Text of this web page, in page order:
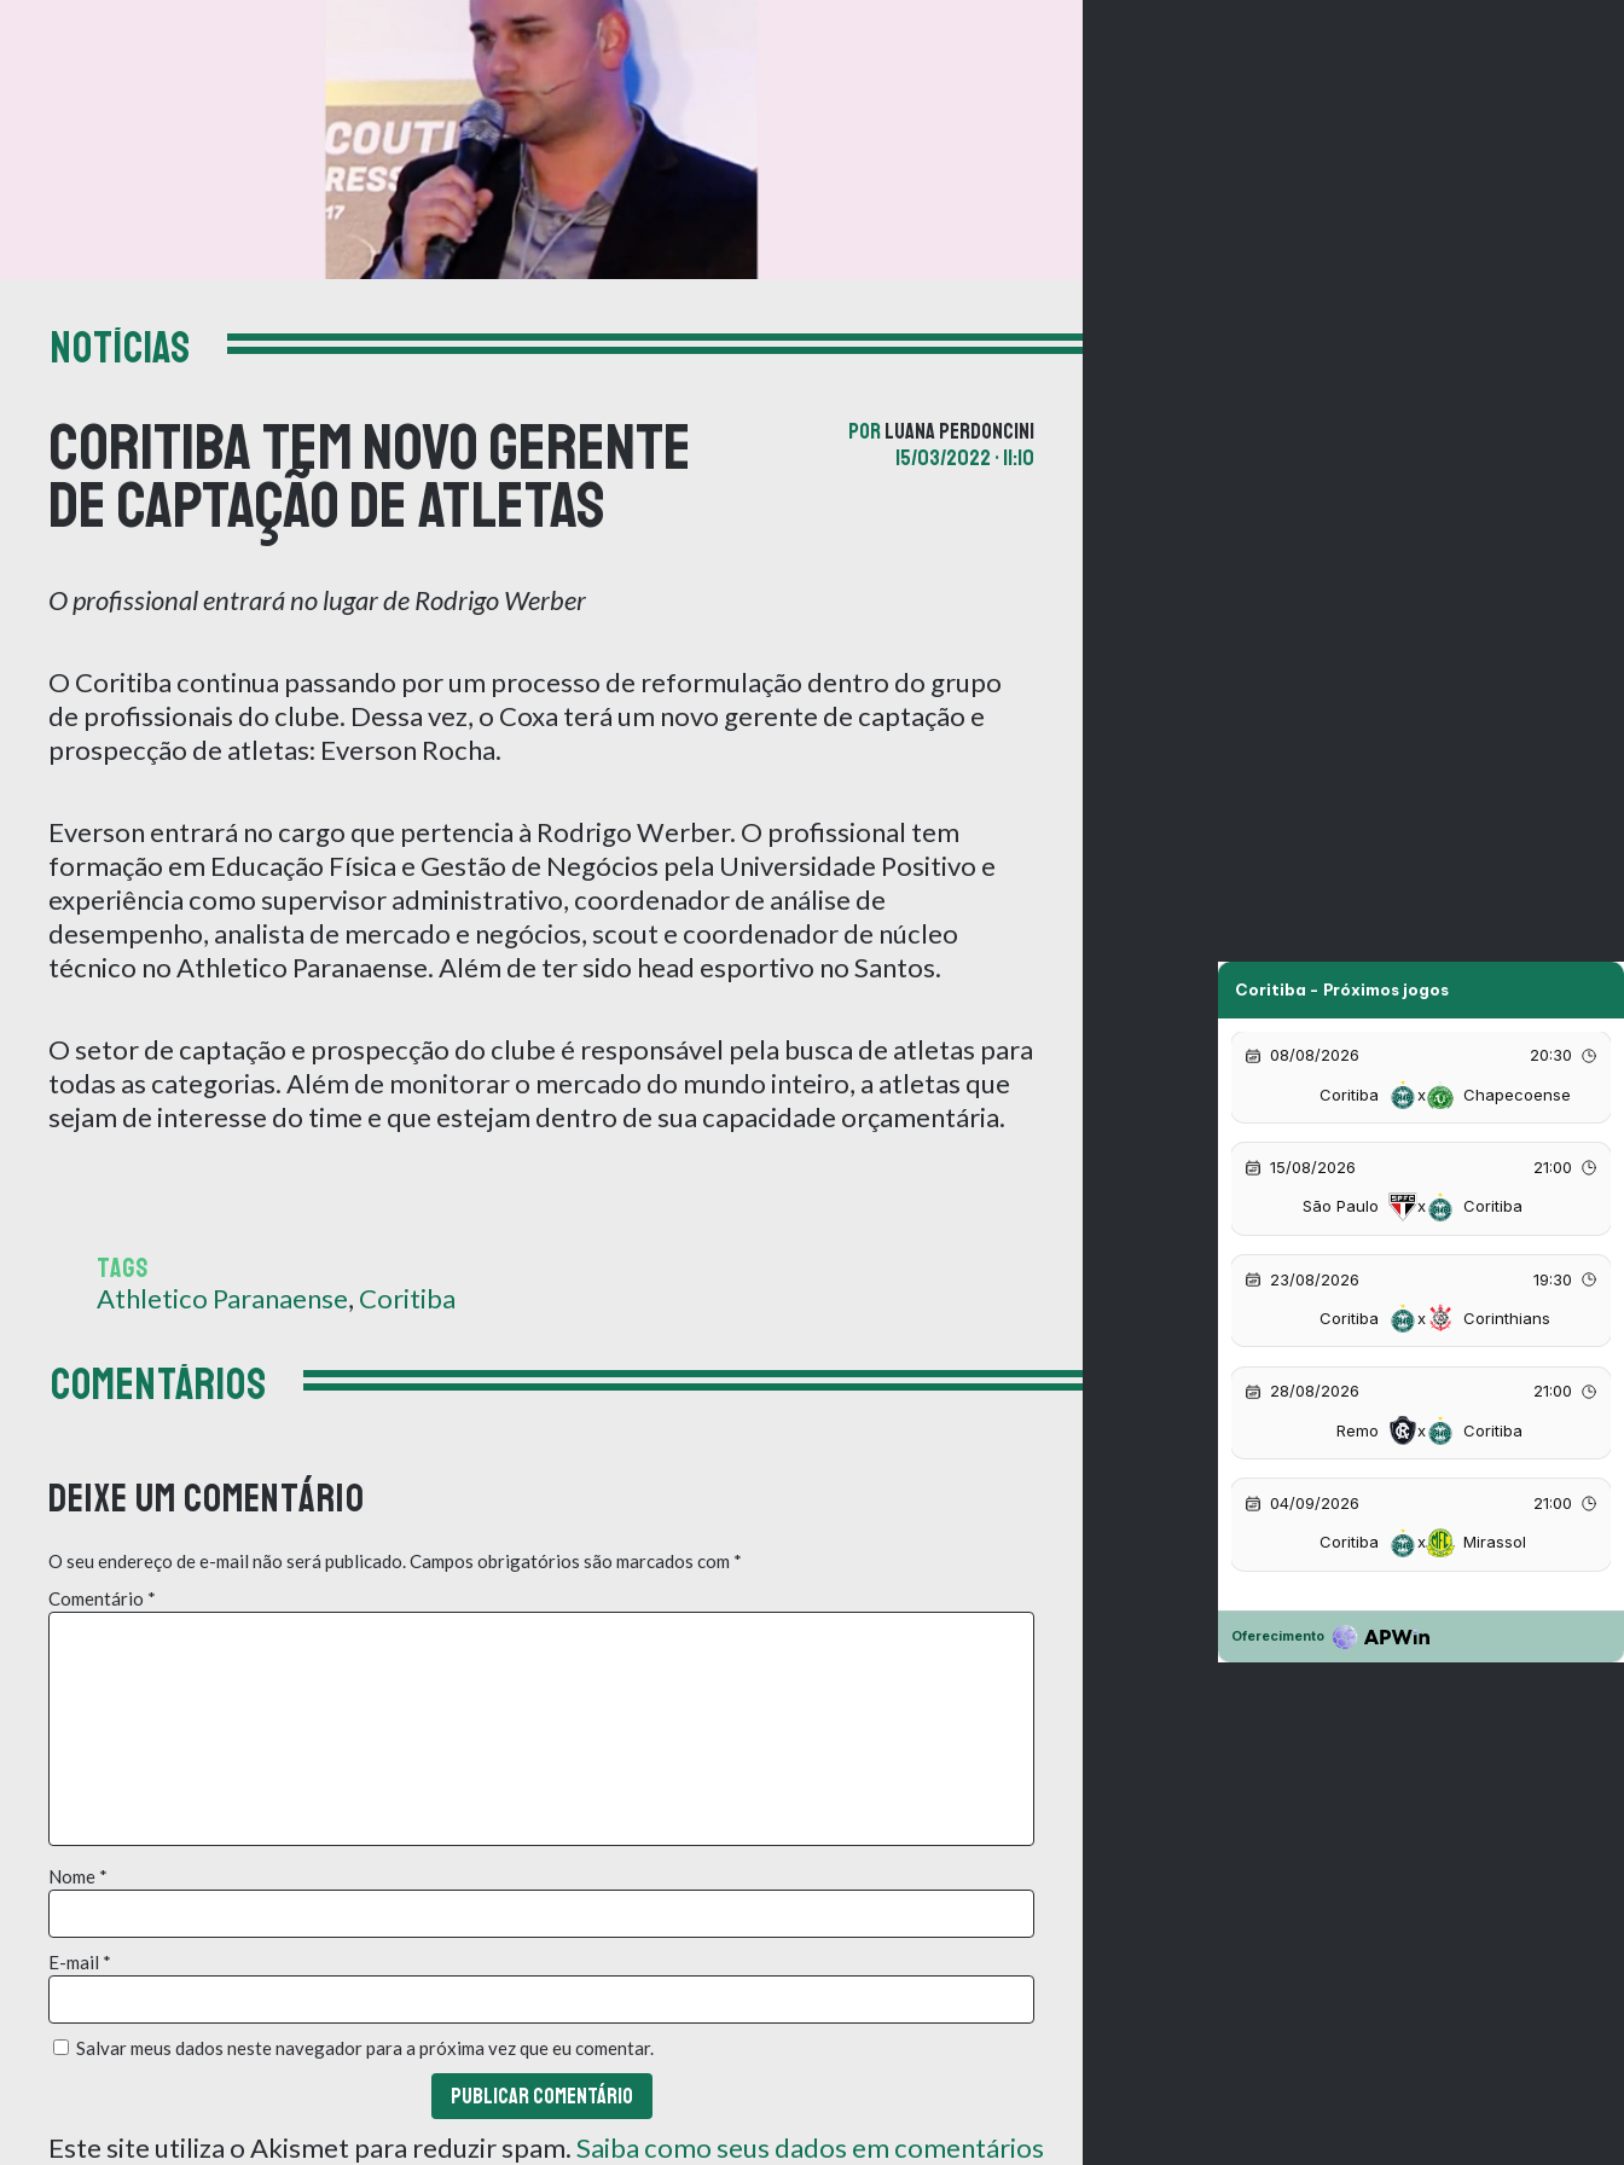
NOTÍCIAS
Coritiba tem novo gerente
de captação de atletas
PORLUANA PERDONCINI
15/03/2022 • 11:10
O profissional entrará no lugar de Rodrigo Werber
O Coritiba continua passando por um processo de reformulação dentro do grupo
de profissionais do clube. Dessa vez, o Coxa terá um novo gerente de captação e
prospecção de atletas: Everson Rocha.
Everson entrará no cargo que pertencia à Rodrigo Werber. O profissional tem
formação em Educação Física e Gestão de Negócios pela Universidade Positivo e
experiência como supervisor administrativo, coordenador de análise de
desempenho, analista de mercado e negócios, scout e coordenador de núcleo
técnico no Athletico Paranaense. Além de ter sido head esportivo no Santos.
O setor de captação e prospecção do clube é responsável pela busca de atletas para
todas as categorias. Além de monitorar o mercado do mundo inteiro, a atletas que
sejam de interesse do time e que estejam dentro de sua capacidade orçamentária.
TAGS
Athletico Paranaense, Coritiba
COMENTÁRIOS
Deixe um comentário
O seu endereço de e-mail não será publicado.Campos obrigatórios são marcados com *
Comentário *
Nome *
E-mail *
Salvar meus dados neste navegador para a próxima vez que eu comentar.
Este site utiliza o Akismet para reduzir spam.Saiba como seus dados em comentários